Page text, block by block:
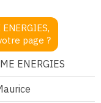
ENERGIES
page ?